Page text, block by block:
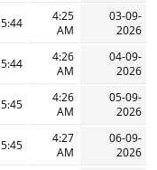
03-09-
2026
4:25
AM
5:44 AM
04-09-
2026
4:26
AM
5:44 AM
05-09-
2026
4:26
AM
5:45 AM
06-09-
2026
4:27
AM
5:45 AM